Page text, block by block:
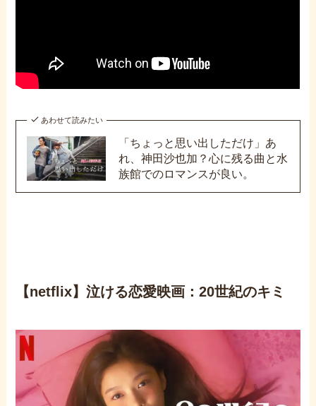
あわせて読みたい
「ちょっと思い出しただけ」あ
れ、神田沙也加？心に残る曲と水
族館でのロマンスが良い。
【netflix】泣ける恋愛映画：20世紀のキミ